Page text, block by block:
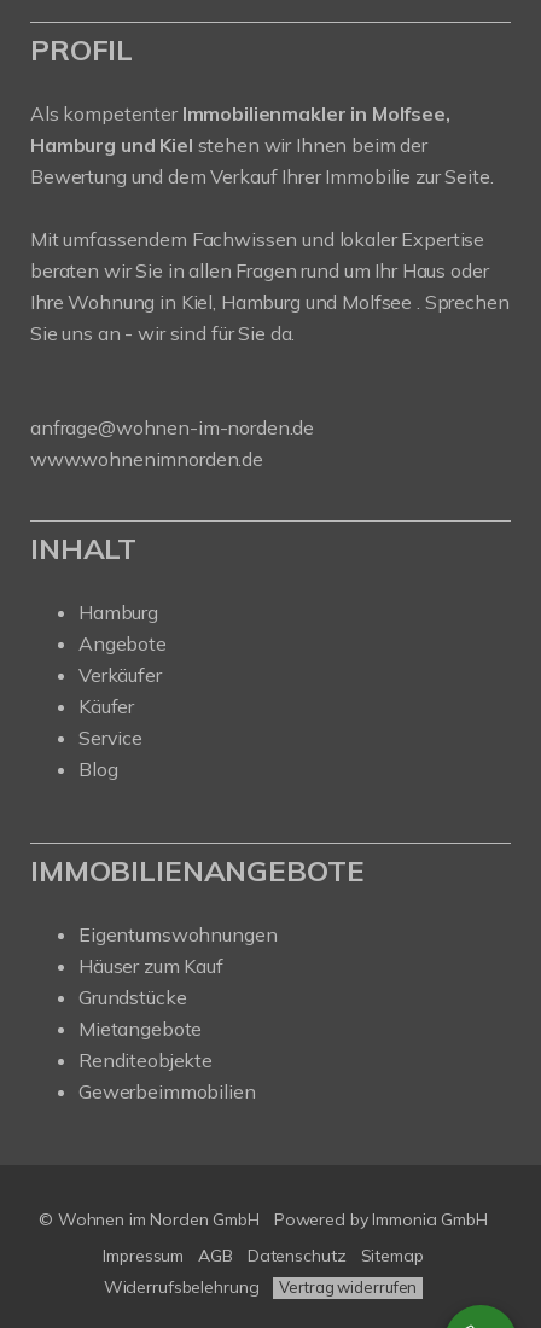
PROFIL
Als kompetenter Immobilienmakler in Molfsee,
Hamburg und Kiel stehen wir Ihnen beim der
Bewertung und dem Verkauf Ihrer Immobilie zur Seite.
Mit umfassendem Fachwissen und lokaler Expertise
beraten wir Sie in allen Fragen rund um Ihr Haus oder
Ihre Wohnung in Kiel, Hamburg und Molfsee . Sprechen
Sie uns an - wir sind für Sie da.
anfrage@wohnen-im-norden.de
www.wohnenimnorden.de
INHALT
Hamburg
Angebote
Verkäufer
Käufer
Service
Blog
IMMOBILIENANGEBOTE
Eigentumswohnungen
Häuser zum Kauf
Grundstücke
Mietangebote
Renditeobjekte
Gewerbeimmobilien
© Wohnen im Norden GmbH Powered by Immonia GmbH
Impressum
AGB Datenschutz
Sitemap
Widerrufsbelehrung
Vertrag widerrufen